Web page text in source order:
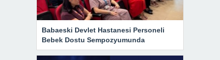
Babaeski Devlet Hastanesi Personeli
Bebek Dostu Sempozyumunda